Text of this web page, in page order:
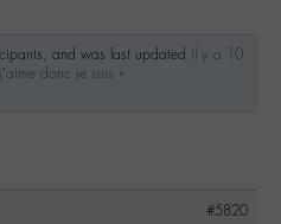
and was last updated il y a 10
donc je suis »
#5820